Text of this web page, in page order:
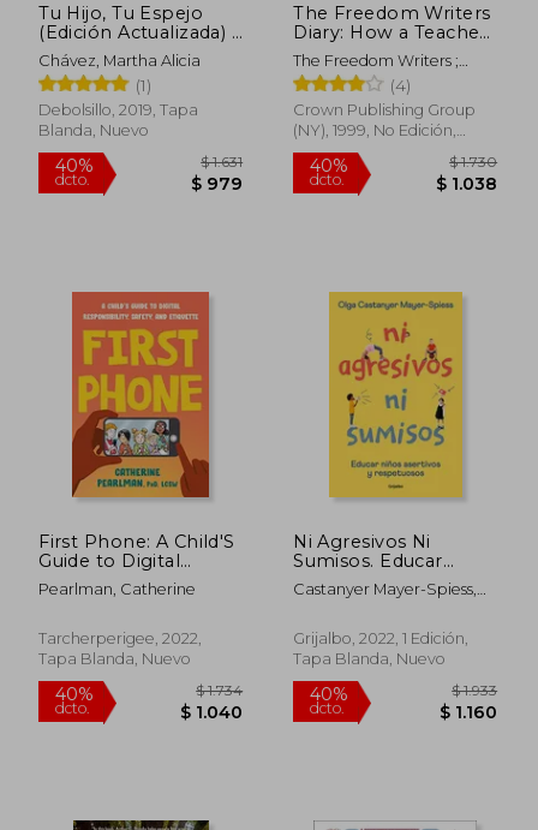
40%
dcto.
40%
dcto.
Tu Hijo, Tu Espejo
(Edición Actualizada) /
Your Child, Your
Mirror
Chávez, Martha Alicia
(1)
Debolsillo, 2019, Tapa
Blanda, Nuevo
The Freedom Writers
Diary: How a Teacher
and 150 Teens Used
Writing to Change
Themselves and the
World Around Them
(en Inglés)
The Freedom Writers ;
Gruwell, Erin (4)
Crown Publishing Group
(NY), 1999, No Edición,
Tapa Blanda, Nuevo
First Phone: A Child'S
Guide to Digital
Responsibility, Safety,
and Etiquette (en
Pearlman, Catherine
Tarcherperigee, 2022,
Tapa Blanda, Nuevo
Ni Agresivos Ni
Sumisos. Educar
Niños Asertivos Y
Respetuosos /
Nor Submissive
Castanyer Mayer-Spiess,
Grijalbo, 2022, 1 Edición,
Tapa Blanda, Nuevo